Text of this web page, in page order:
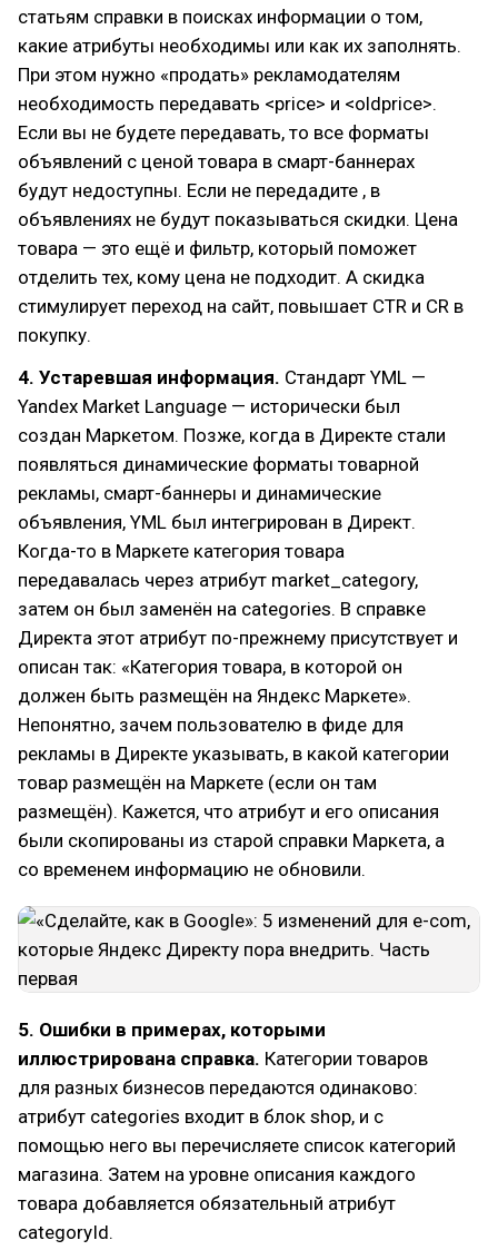
статьям справки в поисках информации о том,
какие атрибуты необходимы или как их заполнять.
При этом нужно «продать» рекламодателям
необходимость передавать <price> и <oldprice>.
Если вы не будете передавать, то все форматы
объявлений с ценой товара в смарт-баннерах
будут недоступны. Если не передадите , в
объявлениях не будут показываться скидки. Цена
товара — это ещё и фильтр, который поможет
отделить тех, кому цена не подходит. А скидка
стимулирует переход на сайт, повышает CTR и CR в
покупку.
4. Устаревшая информация. Стандарт YML —
Yandex Market Language — исторически был
создан Маркетом. Позже, когда в Директе стали
появляться динамические форматы товарной
рекламы, смарт-баннеры и динамические
объявления, YML был интегрирован в Директ.
Когда-то в Маркете категория товара
передавалась через атрибут market_category,
затем он был заменён на categories. В справке
Директа этот атрибут по-прежнему присутствует и
описан так: «Категория товара, в которой он
должен быть размещён на Яндекс Маркете».
Непонятно, зачем пользователю в фиде для
рекламы в Директе указывать, в какой категории
товар размещён на Маркете (если он там
размещён). Кажется, что атрибут и его описания
были скопированы из старой справки Маркета, а
со временем информацию не обновили.
5. Ошибки в примерах, которыми
иллюстрирована справка. Категории товаров
для разных бизнесов передаются одинаково:
атрибут categories входит в блок shop, и с
помощью него вы перечисляете список категорий
магазина. Затем на уровне описания каждого
товара добавляется обязательный атрибут
categoryId.